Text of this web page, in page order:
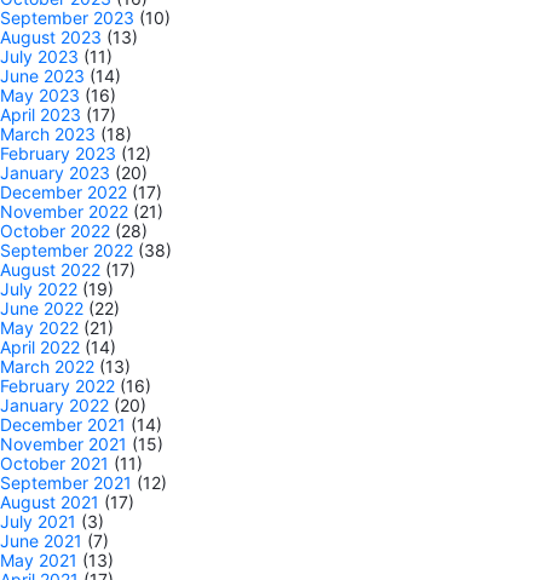
September 2023 (10)
August 2023 (13)
July 2023 (11)
June 2023 (14)
May 2023 (16)
April 2023 (17)
March 2023 (18)
February 2023 (12)
January 2023 (20)
December 2022 (17)
November 2022 (21)
October 2022 (28)
September 2022 (38)
August 2022 (17)
July 2022 (19)
June 2022 (22)
May 2022 (21)
April 2022 (14)
March 2022 (13)
February 2022 (16)
January 2022 (20)
December 2021 (14)
November 2021 (15)
October 2021 (11)
September 2021 (12)
August 2021 (17)
July 2021 (3)
June 2021 (7)
May 2021 (13)